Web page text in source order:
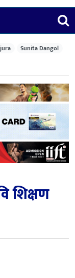
Sunita Dangol
शिक्षण